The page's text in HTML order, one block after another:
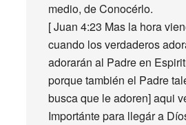
medio, de Conocérlo.
[ Juan 4:23 Mas la hora
cuando los verdaderos
adorarán al Padre en
porque también el Padre
busca que le adoren] aqui
Importánte para llegár a